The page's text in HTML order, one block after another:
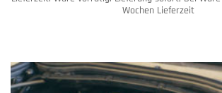
Wochen Lieferzeit